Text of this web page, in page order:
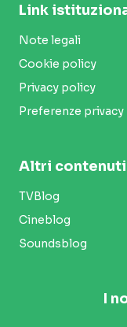
Link
Note legali
Cookie policy
Privacy policy
Preferenze privacy
Altri contenuti
TVBlog
Cineblog
Soundsblog
I